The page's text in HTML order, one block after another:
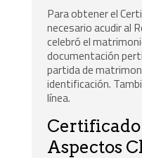
Para obtener el
necesario acudir al
celebró el
documentación
partida de
identificación.
línea.
Aspectos